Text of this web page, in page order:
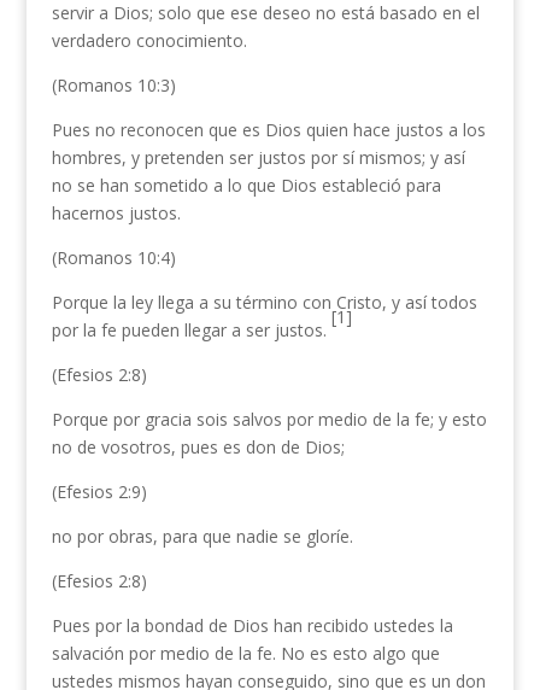
servir a Dios; solo que ese deseo no está basado en el
verdadero conocimiento.
(Romanos 10:3)
Pues no reconocen que es Dios quien hace justos a los
hombres, y pretenden ser justos por sí mismos; y así
no se han sometido a lo que Dios estableció para
hacernos justos.
(Romanos 10:4)
Porque la ley llega a su término con Cristo, y así todos
por la fe pueden llegar a ser justos.
[1]
(Efesios 2:8)
Porque por gracia sois salvos por medio de la fe; y esto
no de vosotros, pues es don de Dios;
(Efesios 2:9)
no por obras, para que nadie se gloríe.
(Efesios 2:8)
Pues por la bondad de Dios han recibido ustedes la
salvación por medio de la fe. No es esto algo que
ustedes mismos hayan conseguido, sino que es un don